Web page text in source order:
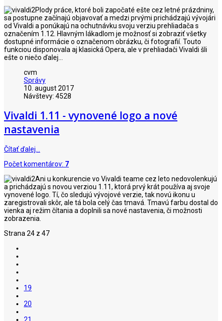
Plody práce, ktoré boli započaté ešte cez letné prázdniny,
sa postupne začínajú objavovať a medzi prvými prichádzajú vývojári
od Vivaldi a ponúkajú na ochutnávku svoju verziu prehliadača s
označením 1.12. Hlavným lákadlom je možnosť si zobraziť všetky
dostupné informácie o označenom obrázku, či fotografií. Touto
funkciou disponovala aj klasická Opera, ale v prehliadači Vivaldi šli
ešte o niečo ďalej...
cvm
Správy
10. august 2017
Návštevy: 4528
Vivaldi 1.11 - vynovené logo a nové
nastavenia
Čítať ďalej…
Počet komentárov: 7
Ani u konkurencie vo Vivaldi teame cez leto nedovolenkujú
a prichádzajú s novou verziou 1.11, ktorá prvý krát používa aj svoje
vynovené logo. Tí, čo sledujú vývojové verzie, tak novú ikonu u
zaregistrovali skôr, ale tá bola celý čas tmavá. Tmavú farbu dostal do
vienka aj režim čítania a doplnili sa nové nastavenia, či možnosti
zobrazenia.
Strana 24 z 47
19
20